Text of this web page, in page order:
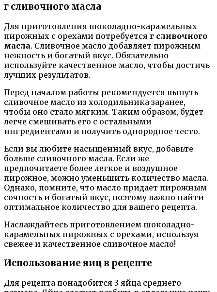
г сливочного масла
Для приготовления шоколадно-карамельных
пирожных с орехами потребуется г сливочного
масла. Сливочное масло добавляет пирожным
нежность и богатый вкус. Обязательно
используйте качественное масло, чтобы достичь
лучших результатов.
Перед началом работы рекомендуется вынуть
сливочное масло из холодильника заранее,
чтобы оно стало мягким. Таким образом, будет
легче смешивать его с остальными
ингредиентами и получить однородное тесто.
Если вы любите насыщенный вкус, добавьте
больше сливочного масла. Если же
предпочитаете более легкое и воздушное
пирожное, можно уменьшить количество масла.
Однако, помните, что масло придает пирожным
сочность и богатый вкус, поэтому важно найти
оптимальное количество для вашего рецепта.
Наслаждайтесь приготовлением шоколадно-
карамельных пирожных с орехами, используя
свежее и качественное сливочное масло!
Использование яиц в рецепте
Для рецепта понадобится 3 яйца среднего